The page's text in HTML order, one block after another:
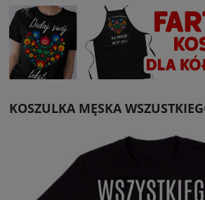
KOSZULKA MĘSKA